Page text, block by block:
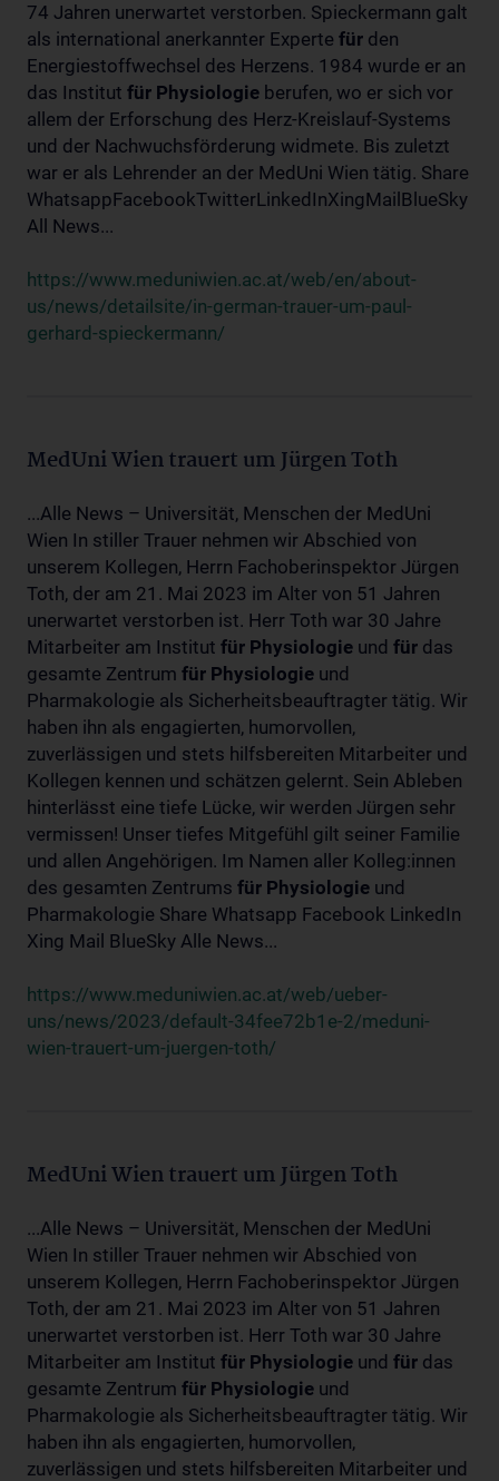
74 Jahren unerwartet verstorben. Spieckermann galt
als international anerkannter Experte für den
Energiestoffwechsel des Herzens. 1984 wurde er an
das Institut für Physiologie berufen, wo er sich vor
allem der Erforschung des Herz-Kreislauf-Systems
und der Nachwuchsförderung widmete. Bis zuletzt
war er als Lehrender an der MedUni Wien tätig. Share
WhatsappFacebookTwitterLinkedInXingMailBlueSky
All News...
https://www.meduniwien.ac.at/web/en/about-
us/news/detailsite/in-german-trauer-um-paul-
gerhard-spieckermann/
MedUni Wien trauert um Jürgen Toth
...Alle News – Universität, Menschen der MedUni
Wien In stiller Trauer nehmen wir Abschied von
unserem Kollegen, Herrn Fachoberinspektor Jürgen
Toth, der am 21. Mai 2023 im Alter von 51 Jahren
unerwartet verstorben ist. Herr Toth war 30 Jahre
Mitarbeiter am Institut für Physiologie und für das
gesamte Zentrum für Physiologie und
Pharmakologie als Sicherheitsbeauftragter tätig. Wir
haben ihn als engagierten, humorvollen,
zuverlässigen und stets hilfsbereiten Mitarbeiter und
Kollegen kennen und schätzen gelernt. Sein Ableben
hinterlässt eine tiefe Lücke, wir werden Jürgen sehr
vermissen! Unser tiefes Mitgefühl gilt seiner Familie
und allen Angehörigen. Im Namen aller Kolleg:innen
des gesamten Zentrums für Physiologie und
Pharmakologie Share Whatsapp Facebook LinkedIn
Xing Mail BlueSky Alle News...
https://www.meduniwien.ac.at/web/ueber-
uns/news/2023/default-34fee72b1e-2/meduni-
wien-trauert-um-juergen-toth/
MedUni Wien trauert um Jürgen Toth
...Alle News – Universität, Menschen der MedUni
Wien In stiller Trauer nehmen wir Abschied von
unserem Kollegen, Herrn Fachoberinspektor Jürgen
Toth, der am 21. Mai 2023 im Alter von 51 Jahren
unerwartet verstorben ist. Herr Toth war 30 Jahre
Mitarbeiter am Institut für Physiologie und für das
gesamte Zentrum für Physiologie und
Pharmakologie als Sicherheitsbeauftragter tätig. Wir
haben ihn als engagierten, humorvollen,
zuverlässigen und stets hilfsbereiten Mitarbeiter und